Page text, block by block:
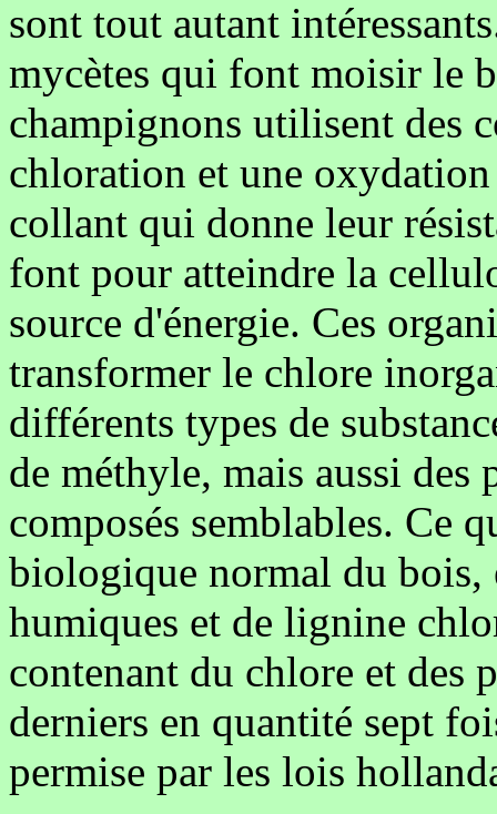
sont tout autant
mycètes qui font moisir le
champignons utilisent des
chloration et une
collant qui donne leur
font pour atteindre la
source d'énergie. Ces
transformer le chlore
différents types de
de méthyle, mais aussi des
composés semblables. Ce
biologique normal du bois,
humiques et de lignine
contenant du chlore et des
derniers en quantité sept
permise par les lois